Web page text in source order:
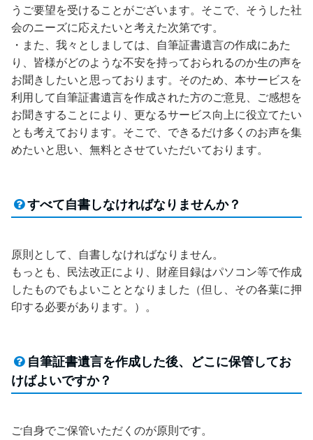
うご要望を受けることがございます。そこで、そうした社
会のニーズに応えたいと考えた次第です。
・また、我々としましては、自筆証書遺言の作成にあた
り、皆様がどのような不安を持っておられるのか生の声を
お聞きしたいと思っております。そのため、本サービスを
利用して自筆証書遺言を作成された方のご意見、ご感想を
お聞きすることにより、更なるサービス向上に役立てたい
とも考えております。そこで、できるだけ多くのお声を集
めたいと思い、無料とさせていただいております。
すべて自書しなければなりませんか？
原則として、自書しなければなりません。
もっとも、民法改正により、財産目録はパソコン等で作成
したものでもよいこととなりました（但し、その各葉に押
印する必要があります。）。
自筆証書遺言を作成した後、どこに保管してお
けばよいですか？
ご自身でご保管いただくのが原則です。